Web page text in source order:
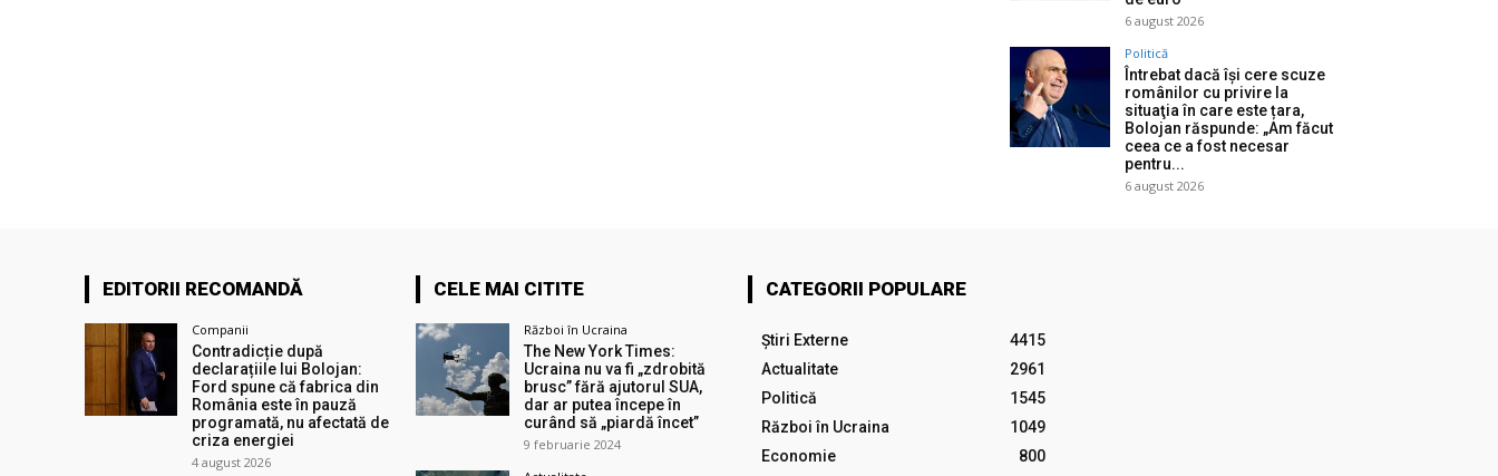
6 august 2026
Politică
Întrebat dacă își cere scuze
românilor cu privire la
situaţia în care este țara,
Bolojan răspunde: „Am făcut
ceea ce a fost necesar
pentru...
6 august 2026
EDITORII RECOMANDĂ
Companii
Contradicție după
declarațiile lui Bolojan:
Ford spune că fabrica din
România este în pauză
programată, nu afectată de
criza energiei
4 august 2026
CELE MAI CITITE
Război în Ucraina
The New York Times:
Ucraina nu va fi „zdrobită
brusc” fără ajutorul SUA,
dar ar putea începe în
curând să „piardă încet”
9 februarie 2024
CATEGORII POPULARE
Știri Externe
4415
Actualitate
2961
Politică
1545
Război în Ucraina
1049
Economie
800